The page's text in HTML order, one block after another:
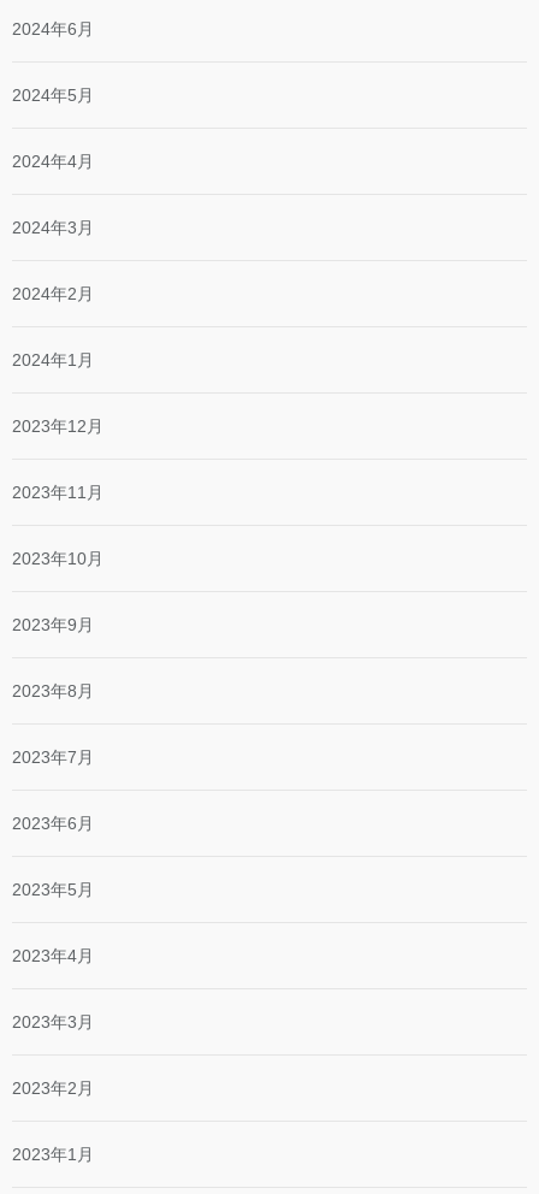
2024年6月
2024年5月
2024年4月
2024年3月
2024年2月
2024年1月
2023年12月
2023年11月
2023年10月
2023年9月
2023年8月
2023年7月
2023年6月
2023年5月
2023年4月
2023年3月
2023年2月
2023年1月